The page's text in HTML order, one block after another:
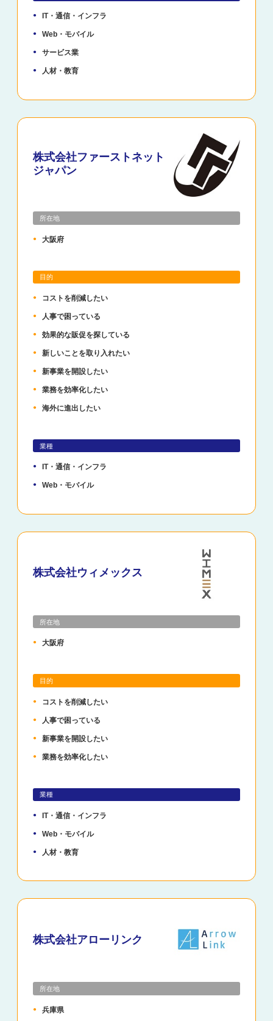
IT・通信・インフラ
Web・モバイル
サービス業
人材・教育
株式会社ファーストネット
ジャパン
所在地
大阪府
目的
コストを削減したい
人事で困っている
効果的な販促を探している
新しいことを取り入れたい
新事業を開設したい
業務を効率化したい
海外に進出したい
業種
IT・通信・インフラ
Web・モバイル
株式会社ウィメックス
所在地
大阪府
目的
コストを削減したい
人事で困っている
新事業を開設したい
業務を効率化したい
業種
IT・通信・インフラ
Web・モバイル
人材・教育
株式会社アローリンク
所在地
兵庫県